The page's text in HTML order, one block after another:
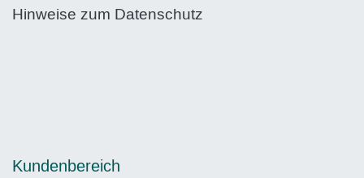
Hinweise zum Datenschutz
Kundenbereich